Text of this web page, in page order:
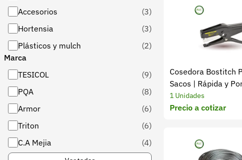
Accesorios
(3)
Hortensia
(3)
Plásticos y mulch
(2)
Marca
TESICOL
(9)
PQA
(8)
Armor
(6)
Triton
(6)
C.A Mejia
(4)
Cosedora Bostitch
Sacos | Rápida y
1 Unidades
Precio a cotizar